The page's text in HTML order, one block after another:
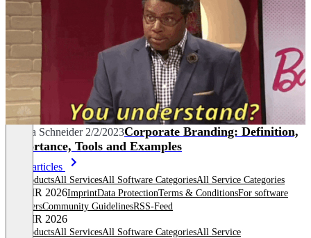
Melina Schneider 2/2/2023Corporate Branding: Definition,
Importance, Tools and Examples
More articles
All productsAll ServicesAll Software CategoriesAll Service Categories
© OMR 2026ImprintData ProtectionTerms & ConditionsFor software
providersCommunity GuidelinesRSS-Feed
© OMR 2026
All productsAll ServicesAll Software CategoriesAll Service